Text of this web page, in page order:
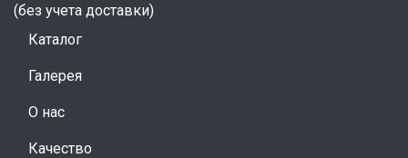
(без учета доставки)
Каталог
Галерея
О нас
Качество